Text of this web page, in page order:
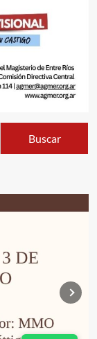
Buscar